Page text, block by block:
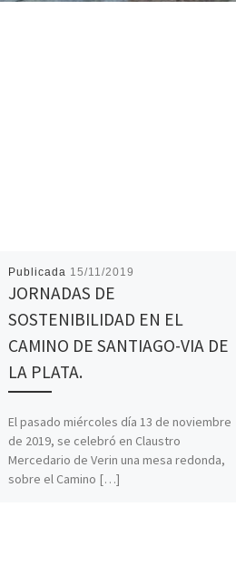
Publicada 15/11/2019
JORNADAS DE
SOSTENIBILIDAD EN EL
CAMINO DE SANTIAGO-VIA DE
LA PLATA.
El pasado miércoles día 13 de noviembre
de 2019, se celebró en Claustro
Mercedario de Verin una mesa redonda,
sobre el Camino […]